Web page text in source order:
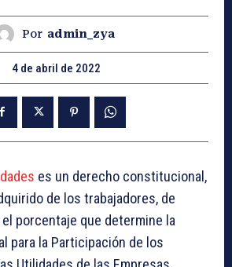
Por admin_zya
4 de abril de 2022
es un derecho constitucional,
de los trabajadores, de
porcentaje que determine la
para la Participación de los